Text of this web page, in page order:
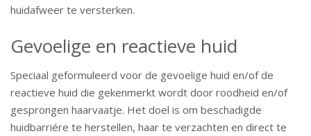
huidafweer te versterken.
Gevoelige en reactieve huid
Speciaal geformuleerd voor de gevoelige huid en/of de
reactieve huid die gekenmerkt wordt door roodheid en/of
gesprongen haarvaatje. Het doel is om beschadigde
huidbarriére te herstellen, haar te verzachten en direct te